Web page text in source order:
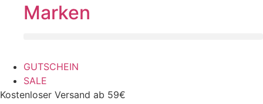
Marken
GUTSCHEIN
SALE
Kostenloser Versand ab 59€